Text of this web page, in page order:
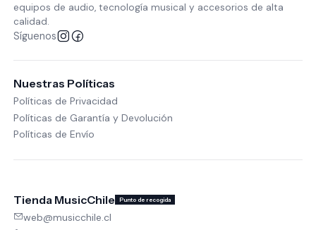
equipos de audio, tecnología musical y accesorios de alta
calidad.
Síguenos
Nuestras Políticas
Políticas de Privacidad
Políticas de Garantía y Devolución
Políticas de Envío
Tienda MusicChile Punto de recogida
web@musicchile.cl